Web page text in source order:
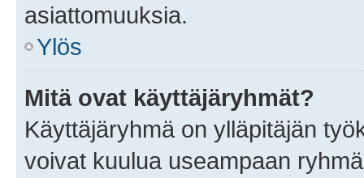
asiattomuuksia.
Ylös
Mitä ovat käyttäjäryhmät?
Käyttäjäryhmä on ylläpitäjän
voivat kuulua useampaan